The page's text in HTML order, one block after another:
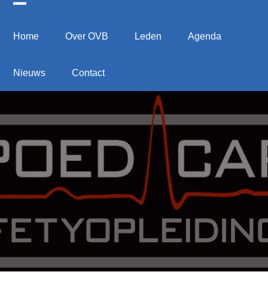
Home Over OVB Leden Agenda
Nieuws Contact